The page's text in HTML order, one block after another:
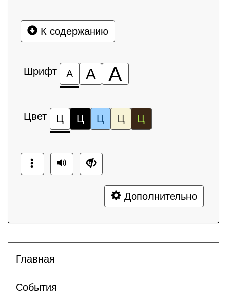
К содержанию
Шрифт А А А
Цвет Ц Ц Ц Ц Ц
Дополнительно
Главная
События